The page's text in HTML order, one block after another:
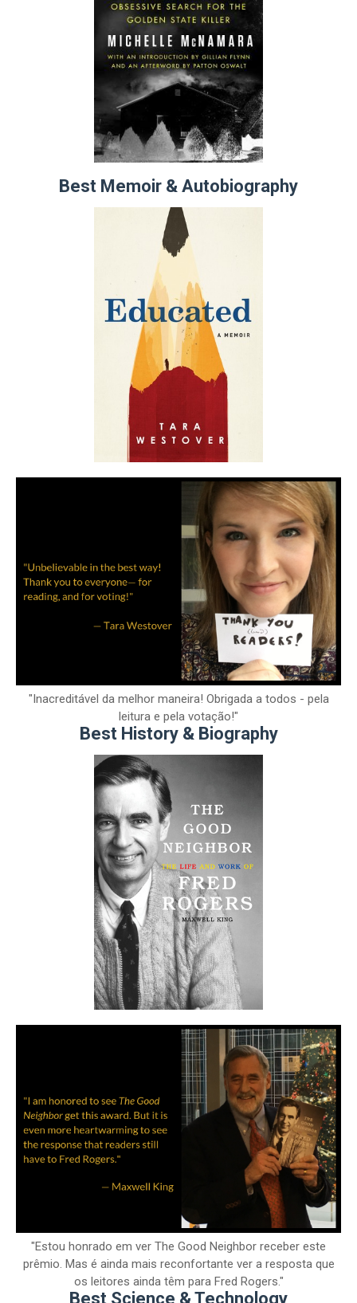
Best Memoir & Autobiography
"Inacreditável da melhor maneira! Obrigada a todos - pela
leitura e pela votação!"
Best History & Biography
"Estou honrado em ver The Good Neighbor receber este
prêmio. Mas é ainda mais reconfortante ver a resposta que
os leitores ainda têm para Fred Rogers."
Best Science & Technology